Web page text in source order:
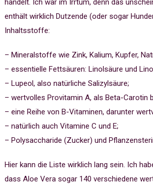
handelt. Ich war im Irrtum, denn das
enthält wirklich Dutzende (oder sogar
Inhaltsstoffe:
– Mineralstoffe wie Zink, Kalium, Kupfer,
– essentielle Fettsäuren: Linolsäure und
– Lupeol, also natürliche Salizylsäure;
– wertvolles Provitamin A, als Beta-Carotin
– eine Reihe von B-Vitaminen, darunter
– natürlich auch Vitamine C und E;
– Polysaccharide (Zucker) und
Hier kann die Liste wirklich lang sein. Ich
dass Aloe Vera sogar 140 verschiedene